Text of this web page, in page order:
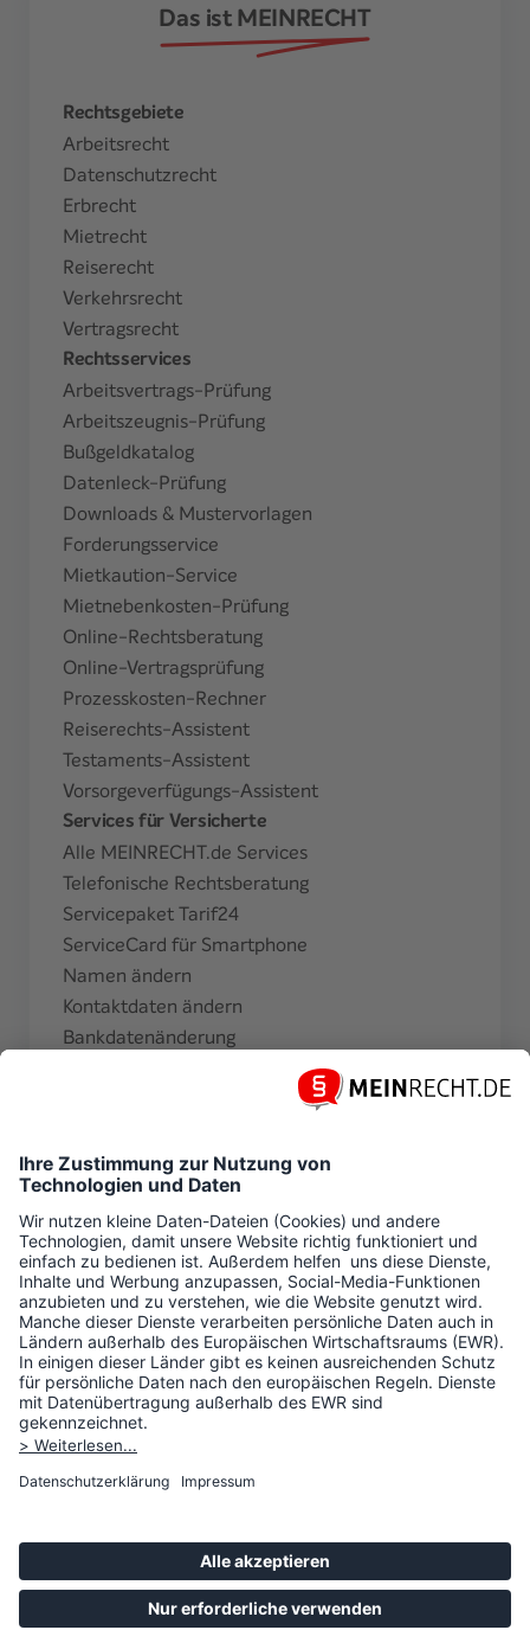
Das ist MEINRECHT
Rechtsgebiete
Arbeitsrecht
Datenschutzrecht
Erbrecht
Mietrecht
Reiserecht
Verkehrsrecht
Vertragsrecht
Rechtsservices
Arbeitsvertrags-Prüfung
Arbeitszeugnis-Prüfung
Bußgeldkatalog
Datenleck-Prüfung
Downloads & Mustervorlagen
Forderungsservice
Mietkaution-Service
Mietnebenkosten-Prüfung
Online-Rechtsberatung
Online-Vertragsprüfung
Prozesskosten-Rechner
Reiserechts-Assistent
Testaments-Assistent
Vorsorgeverfügungs-Assistent
Services für Versicherte
Alle MEINRECHT.de Services
Telefonische Rechtsberatung
Servicepaket Tarif24
ServiceCard für Smartphone
Namen ändern
Kontaktdaten ändern
Bankdatenänderung
Finanzamtsbescheinigung beantragen
Magazin
Newsletter
MEINRECHT vor Ort
Instagram
Hilfe & FAQ
Kontakt
Über MEINRECHT
Nutzungsbedingungen
Impressum
Datenschutz